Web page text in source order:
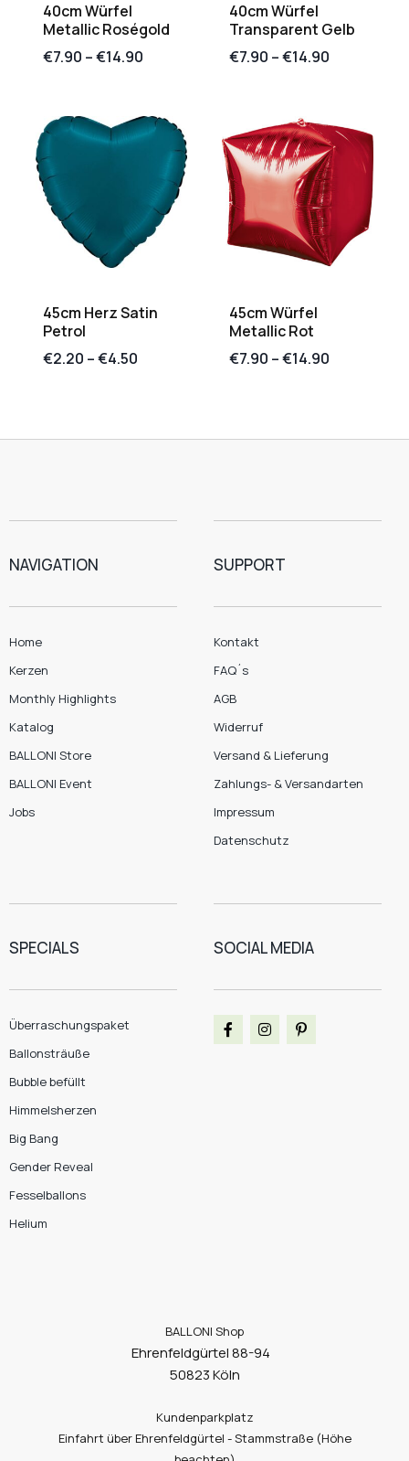
40cm Würfel
Metallic Roségold
€7.90 –€14.90
40cm Würfel
Transparent Gelb
€7.90 –€14.90
45cm Herz Satin
Petrol
€2.20 –€4.50
45cm Würfel
Metallic Rot
€7.90 –€14.90
NAVIGATION
Home
Kerzen
Monthly Highlights
Katalog
BALLONI Store
BALLONI Event
Jobs
SUPPORT
Kontakt
FAQ´s
AGB
Widerruf
Versand & Lieferung
Zahlungs- & Versandarten
Impressum
Datenschutz
SPECIALS
Überraschungspaket
Ballonsträuße
Bubble befüllt
Himmelsherzen
Big Bang
Gender Reveal
Fesselballons
Helium
SOCIAL MEDIA
BALLONI Shop
Ehrenfeldgürtel 88-94
50823 Köln
Kundenparkplatz
Einfahrt über Ehrenfeldgürtel - Stammstraße (Höhe